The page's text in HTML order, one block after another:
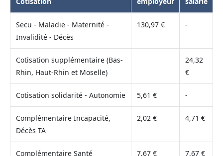
Secu - Maladie - Maternité -
Invalidité - Décès
130,97 € -
Cotisation supplémentaire (Bas-
Rhin, Haut-Rhin et Moselle)
24,32
€
Cotisation solidarité - Autonomie 5,61 € -
Complémentaire Incapacité,
Décès TA
2,02 € 4,71 €
Complémentaire Santé 7,67 € 7,67 €